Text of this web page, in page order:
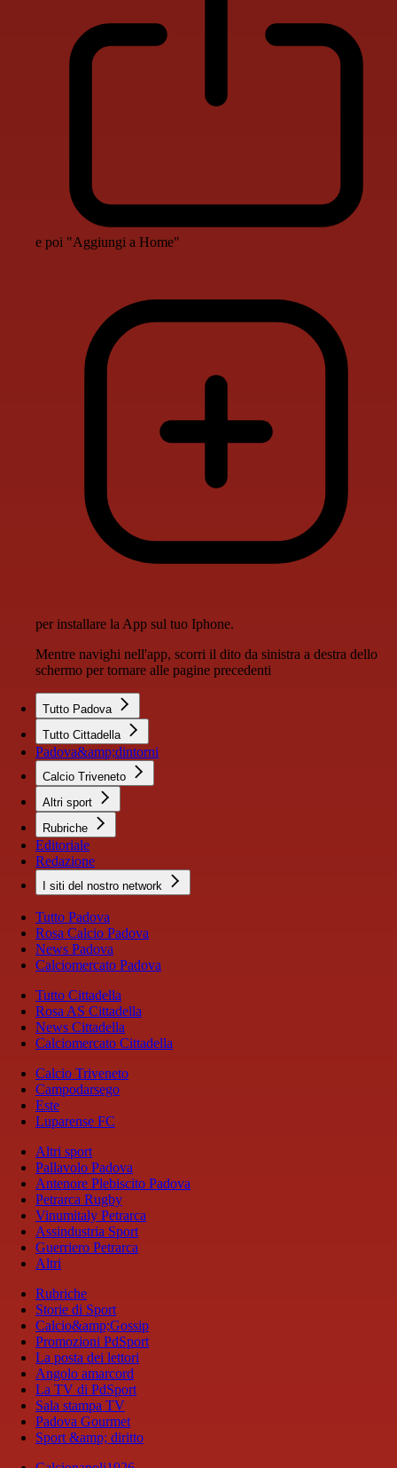
e poi "Aggiungi a Home"
per installare la App sul tuo Iphone.
Mentre navighi nell'app, scorri il dito da sinistra a destra dello
schermo per tornare alle pagine precedenti
Tutto Padova
Tutto Cittadella
Padova&amp;dintorni
Calcio Triveneto
Altri sport
Rubriche
Editoriale
Redazione
I siti del nostro network
Tutto Padova
Rosa Calcio Padova
News Padova
Calciomercato Padova
Tutto Cittadella
Rosa AS Cittadella
News Cittadella
Calciomercato Cittadella
Calcio Triveneto
Campodarsego
Este
Luparense FC
Altri sport
Pallavolo Padova
Antenore Plebiscito Padova
Petrarca Rugby
Vinumitaly Petrarca
Assindustria Sport
Guerriero Petrarca
Altri
Rubriche
Storie di Sport
Calcio&amp;Gossip
Promozioni PdSport
La posta dei lettori
Angolo amarcord
La TV di PdSport
Sala stampa TV
Padova Gourmet
Sport &amp; diritto